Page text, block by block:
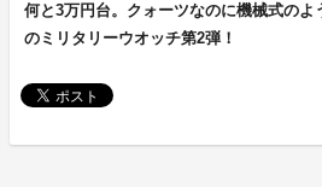
何と3万円台。クォーツなのに機械式のよ
のミリタリーウオッチ第2弾！